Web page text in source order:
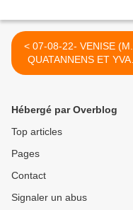
< 07-08-22- VENISE (M.A.
QUATANNENS ET YVAN
BALCHOY)
Hébergé par Overblog
Top articles
Pages
Contact
Signaler un abus